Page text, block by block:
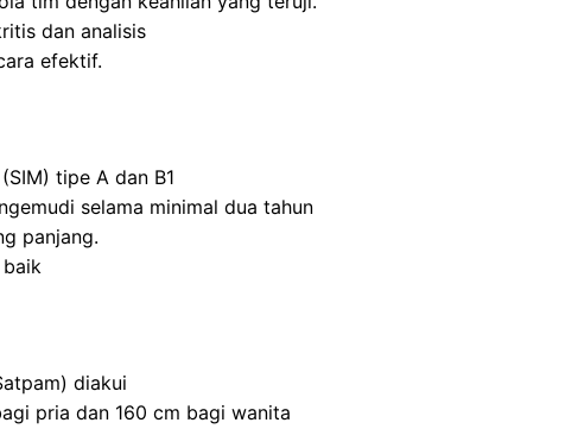
dan analisis
efektif.
tipe A dan B1
selama minimal dua tahun
panjang.
baik
diakui
pria dan 160 cm bagi wanita